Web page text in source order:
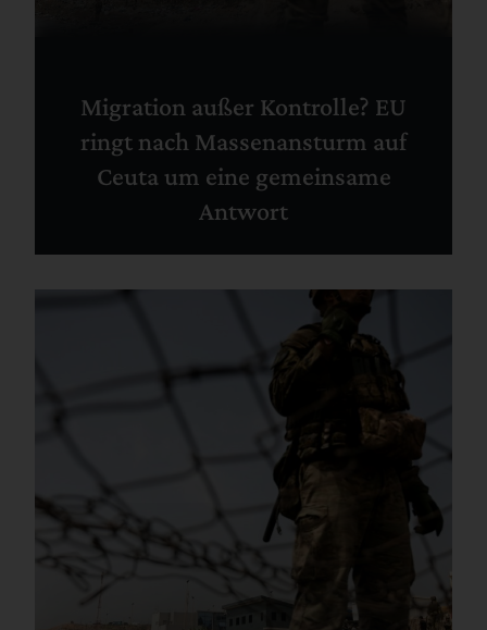
Migration außer Kontrolle? EU
ringt nach Massenansturm auf
Ceuta um eine gemeinsame
Antwort